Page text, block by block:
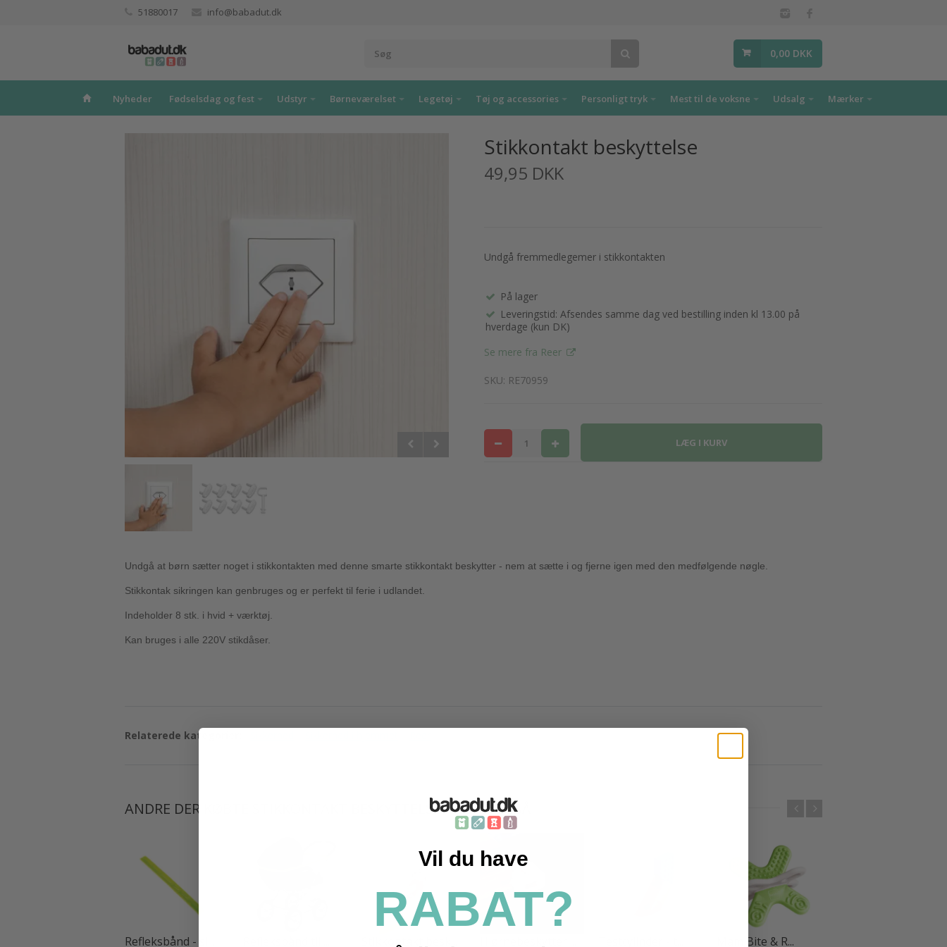
51880017 info@babadut.dk
0,00 DKK
Nyheder Fødselsdag og fest Udstyr Børneværelset Legetøj Tøj og accessories Personligt tryk Mest til de voksne Udsalg Mærker
Stikkontakt beskyttelse
49,95 DKK
Undgå fremmedlegemer i stikkontakten
På lager
Leveringstid: Afsendes samme dag ved bestilling inden kl 13.00 på
hverdage (kun DK)
Se mere fra Reer
SKU: RE70959
Undgå at børn sætter noget i stikkontakten med denne smarte stikkontakt beskytter - nem at sætte i og fjerne igen med den medfølgende nøgle.
Stikkontak sikringen kan genbruges og er perfekt til ferie i udlandet.
Indeholder 8 stk. i hvid + værktøj.
Kan bruges i alle 220V stikdåser.
Relaterede kategorier:
ANDRE DER KØBTE STIKKONTAKT BESKYTTELSE KØBTE OGSÅ
Refleksbånd - sl...
Stikkontakt besk...
Mam Bite & R...
Vil du have
RABAT?